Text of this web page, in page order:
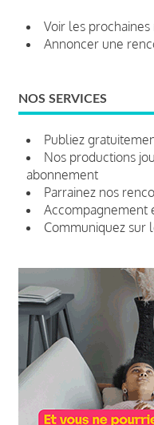
Voir les
Annoncer une
NOS SERVICES
Publiez
Nos productions
abonnement
Parrainez nos
Accompagnement
Communiquez sur